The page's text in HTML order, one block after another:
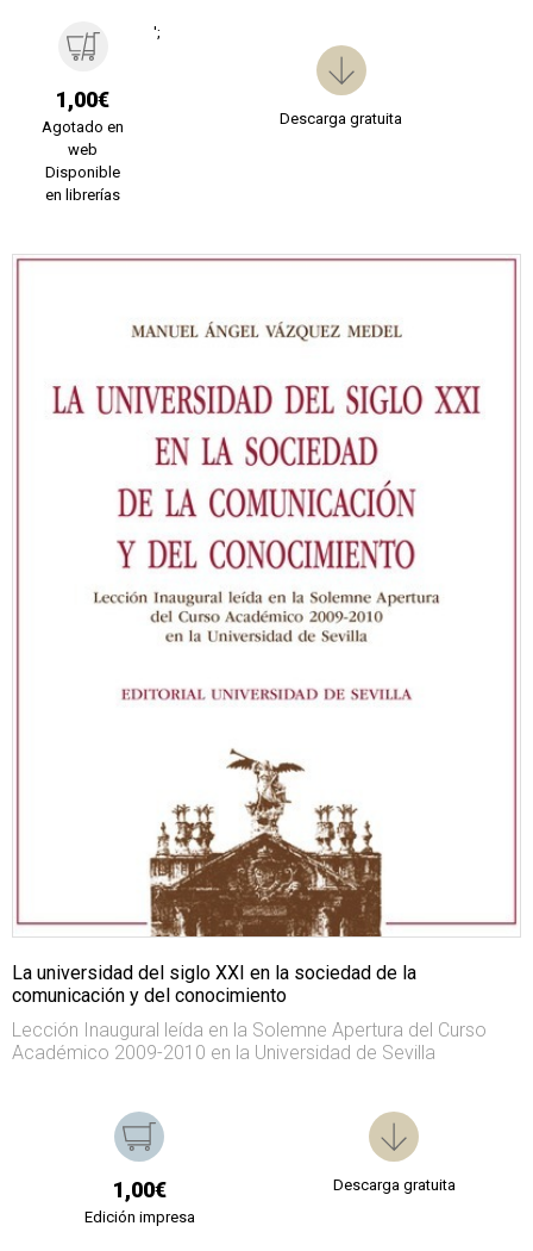
1,00€
Agotado en
web
Disponible
en librerías
';
Descarga gratuita
La universidad del siglo XXI en la sociedad de la
comunicación y del conocimiento
Lección Inaugural leída en la Solemne Apertura del Curso
Académico 2009-2010 en la Universidad de Sevilla
1,00€
Edición impresa
Descarga gratuita